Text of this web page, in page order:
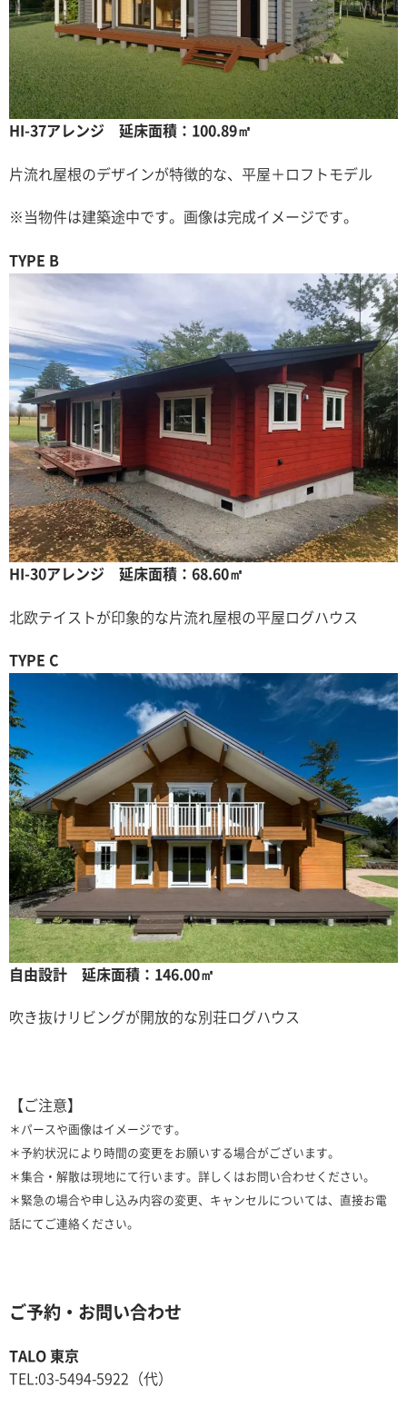
HI-37アレンジ 延床面積：100.89㎡
片流れ屋根のデザインが特徴的な、平屋＋ロフトモデル
※当物件は建築途中です。画像は完成イメージです。
TYPE B
HI-30アレンジ 延床面積：68.60㎡
北欧テイストが印象的な片流れ屋根の平屋ログハウス
TYPE C
自由設計 延床面積：146.00㎡
吹き抜けリビングが開放的な別荘ログハウス
【ご注意】
＊パースや画像はイメージです。
＊予約状況により時間の変更をお願いする場合がございます。
＊集合・解散は現地にて行います。詳しくはお問い合わせください。
＊緊急の場合や申し込み内容の変更、キャンセルについては、直接お電
話にてご連絡ください。
ご予約・お問い合わせ
TALO 東京
TEL:03-5494-5922（代）